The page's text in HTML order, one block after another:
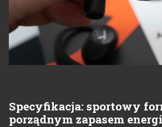
Specyfikacja: sportowy
porządnym zapasem